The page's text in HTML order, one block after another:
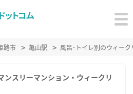
路市 亀山駅 風呂･トイレ別のウィー
ンスリーマンション・ウィークリ